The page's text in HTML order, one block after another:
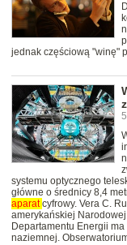
jednak częściową "winę"
systemu optycznego
główne o średnicy 8,4
aparatcyfrowy. Vera C.
amerykańskiej
Departamentu Energii
naziemnej.